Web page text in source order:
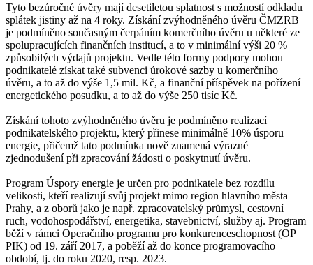
Tyto bezúročné úvěry mají desetiletou splatnost s možností odkladu
splátek jistiny až na 4 roky. Získání zvýhodněného úvěru ČMZRB
je podmíněno současným čerpáním komerčního úvěru u některé ze
spolupracujících finančních institucí, a to v minimální výši 20 %
způsobilých výdajů projektu. Vedle této formy podpory mohou
podnikatelé získat také subvenci úrokové sazby u komerčního
úvěru, a to až do výše 1,5 mil. Kč, a finanční příspěvek na pořízení
energetického posudku, a to až do výše 250 tisíc Kč.
Získání tohoto zvýhodněného úvěru je podmíněno realizací
podnikatelského projektu, který přinese minimálně 10% úsporu
energie, přičemž tato podmínka nově znamená výrazné
zjednodušení při zpracování žádosti o poskytnutí úvěru.
Program Úspory energie je určen pro podnikatele bez rozdílu
velikosti, kteří realizují svůj projekt mimo region hlavního města
Prahy, a z oborů jako je např. zpracovatelský průmysl, cestovní
ruch, vodohospodářství, energetika, stavebnictví, služby aj. Program
běží v rámci Operačního programu pro konkurenceschopnost (OP
PIK) od 19. září 2017, a poběží až do konce programovacího
období, tj. do roku 2020, resp. 2023.